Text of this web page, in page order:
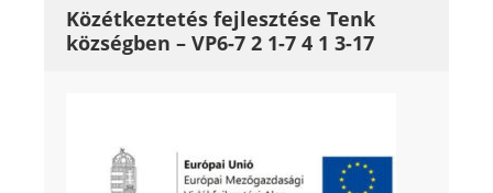
Közétkeztetés fejlesztése Tenk
községben – VP6-7 2 1-7 4 1 3-17